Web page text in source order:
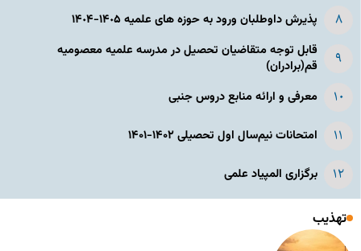
پذیرش داوطلبان ورود به حوزه های علمیه ١۴٠۵-١۴٠۴
قابل توجه متقاضیان تحصیل در مدرسه علمیه معصومیه
قم(برادران)
معرفی و ارائه منابع دروس جنبی
امتحانات نیم‌سال اول تحصیلی ۱۴۰۲-۱۴۰۱
برگزاری المپیاد علمی
تهذیب